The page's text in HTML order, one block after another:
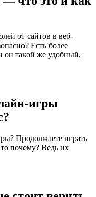
от сайтов в веб-
Есть более
он такой же удобный,
игры
Продолжаете играть
почему? Ведь их